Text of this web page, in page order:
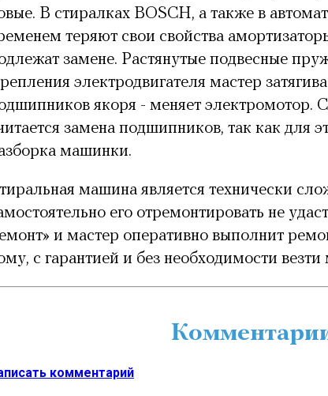
В стиралках BOSCH, а также в
теряют свои свойства
замене. Растянутые подвесные
электродвигателя мастер
якоря - меняет электромотор.
замена подшипников, так как для
машинки.
машина является технически
его отремонтировать не
и мастер оперативно выполнит
с гарантией и без необходимости
комментарий